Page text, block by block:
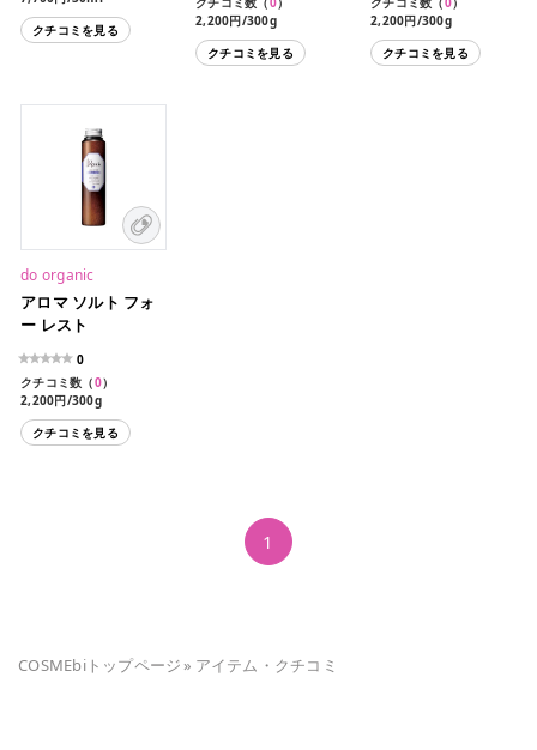
クチコミを見る
2,200円/300g
クチコミを見る
2,200円/300g
クチコミを見る
do organic
アロマ ソルト フォ
ー レスト
0
クチコミ数（0）
2,200円/300g
クチコミを見る
1
COSMEbiトップページ» アイテム・クチコミ